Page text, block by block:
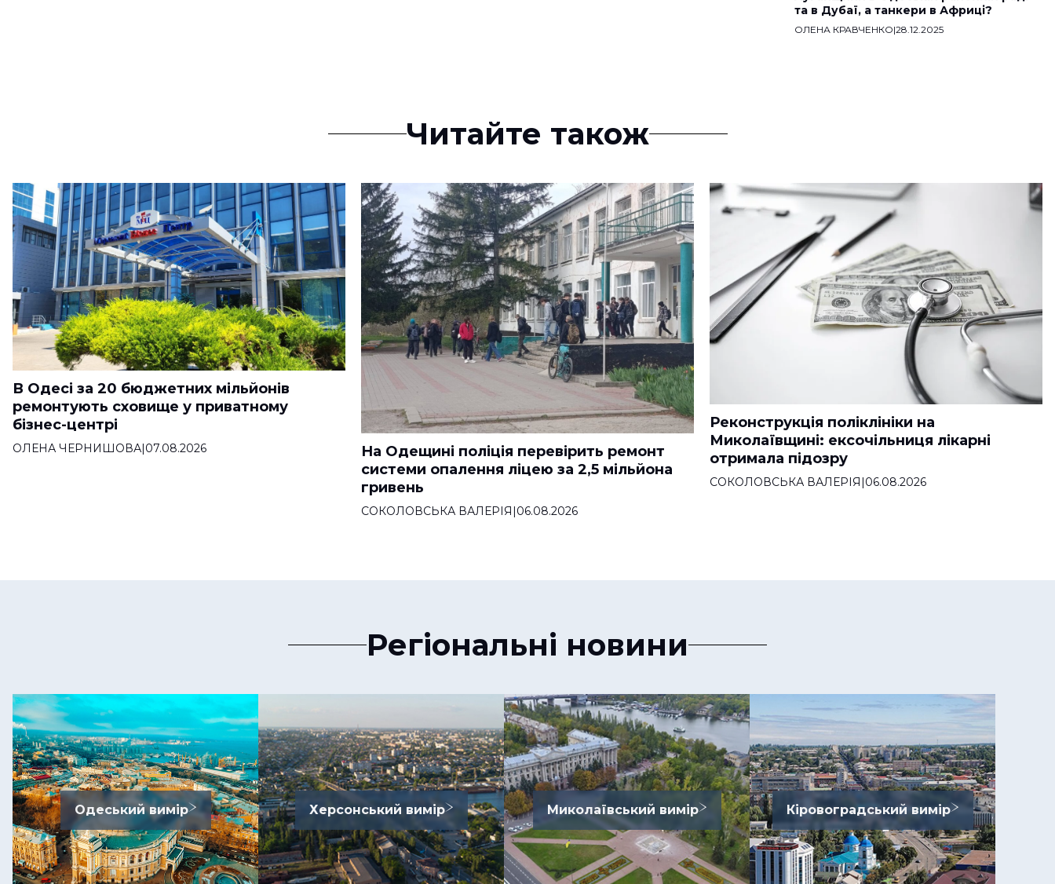
та в Дубаї, а танкери в Африці?
ОЛЕНА КРАВЧЕНКО|28.12.2025
Читайте також
В Одесі за 20 бюджетних мільйонів
ремонтують сховище у приватному
бізнес-центрі
ОЛЕНА ЧЕРНИШОВА|07.08.2026
На Одещині поліція перевірить ремонт
системи опалення ліцею за 2,5 мільйона
гривень
СОКОЛОВСЬКА ВАЛЕРІЯ|06.08.2026
Реконструкція поліклініки на
Миколаївщині: ексочільниця лікарні
отримала підозру
СОКОЛОВСЬКА ВАЛЕРІЯ|06.08.2026
Регіональні новини
Одеський вимір Херсонський вимір Миколаївський вимір Кіровоградський вимір